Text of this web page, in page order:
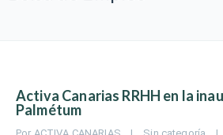
Activa Canarias RRHH en la
Palmétum